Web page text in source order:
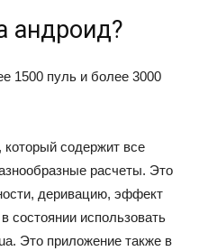
андроид?
1500 пуль и более 3000
который содержит все
расчеты. Это
деривацию, эффект
состоянии использовать
Это приложение также в